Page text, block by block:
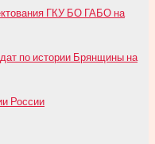
ГКУ БО ГАБО на
по истории Брянщины на
России